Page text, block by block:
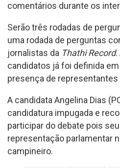
comentários durante os
Serão três rodadas de
uma rodada de perguntas
jornalistas da Thathi Record.
candidatos já foi definida
presença de
A candidata Angelina Dias
candidatura impugada e
participar do debate pois
representação parlamentar
campineiro.